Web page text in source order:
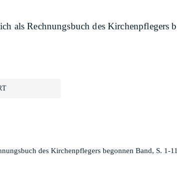
als Rechnungsbuch des Kirchenpflegers
des Kirchenpflegers begonnen Band, S. 1-